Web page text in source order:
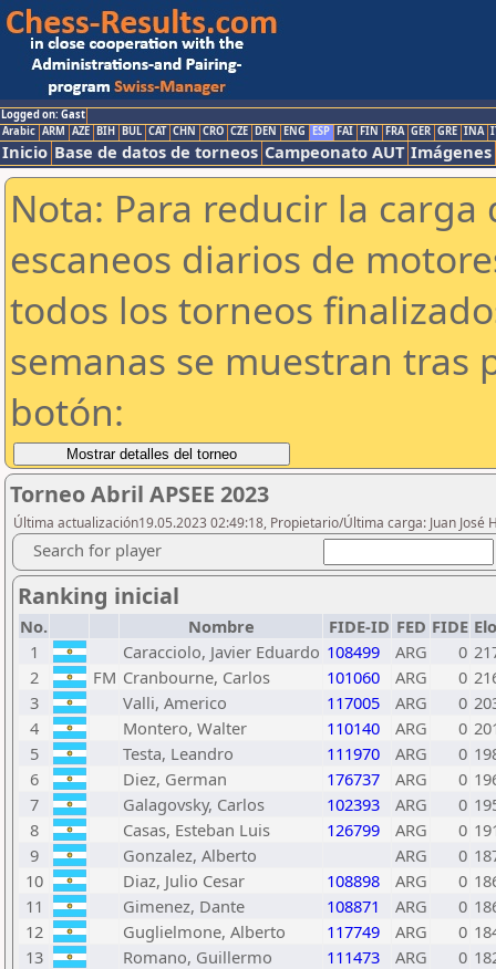
Logged on: Gast
Arabic ARM AZE BIH BUL CAT CHN CRO CZE DEN ENG ESP FAI FIN FRA GER GRE INA
Inicio Base de datos de torneos Campeonato AUT Imágenes
Nota: Para reducir la
escaneos diarios de
todos los torneos
semanas se muestran tras
botón:
Torneo Abril APSEE 2023
Última actualización19.05.2023 02:49:18, Propietario/Última carga: Juan José
Search for player
Ranking inicial
No. Nombre FIDE-ID FED FIDE
1
Caracciolo, Javier Eduardo 108499 ARG 0
2
FM Cranbourne, Carlos 101060 ARG 0
3
Valli, Americo 117005 ARG 0
4
Montero, Walter 110140 ARG 0
5
Testa, Leandro 111970 ARG 0
6
Diez, German 176737 ARG 0
7
Galagovsky, Carlos 102393 ARG 0
8
Casas, Esteban Luis 126799 ARG 0
9
Gonzalez, Alberto ARG 0
10
Diaz, Julio Cesar 108898 ARG 0
11
Gimenez, Dante 108871 ARG 0
12
Guglielmone, Alberto 117749 ARG 0
13
Romano, Guillermo 111473 ARG 0